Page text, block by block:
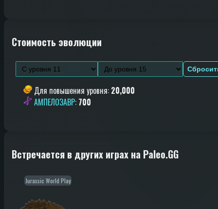
Стоимость эволюции
Для повышения уровня: 20,000
АМПЕЛОЗАВР: 700
Встречается в других играх на Paleo.GG
Jurassic World Play